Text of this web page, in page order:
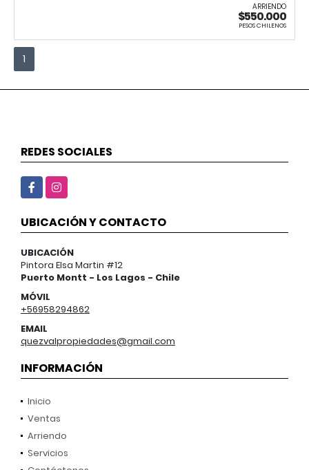
ARRIENDO
$550.000
PESOS CHILENOS
1
REDES SOCIALES
FacebookInstagram
UBICACIÓN Y CONTACTO
UBICACIÓN
Pintora Elsa Martin #12
Puerto Montt - Los Lagos - Chile
MÓVIL
+56958294862
EMAIL
quezvalpropiedades@gmail.com
INFORMACIÓN
Inicio
Ventas
Arriendo
Servicios